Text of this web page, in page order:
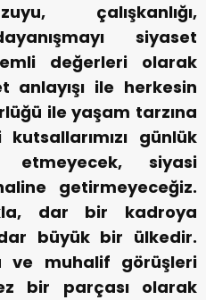
çalışkanlığı,
siyaset
değerleri olarak
anlayışı ile herkesin
ile yaşam tarzına
kutsallarımızı günlük
etmeyecek, siyasi
getirmeyeceğiz.
dar bir kadroya
büyük bir ülkedir.
ve muhalif görüşleri
bir parçası olarak